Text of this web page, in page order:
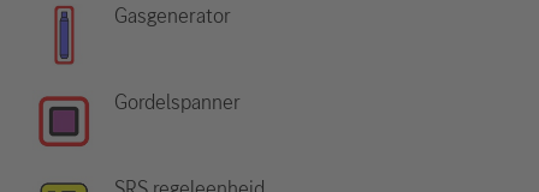
Gasgenerator
Gordelspanner